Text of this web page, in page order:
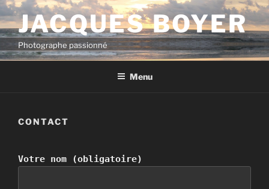
Aller
au
contenu
principal
JACQUES BOYER
Photographe passionné
Menu
CONTACT
Votre nom (obligatoire)